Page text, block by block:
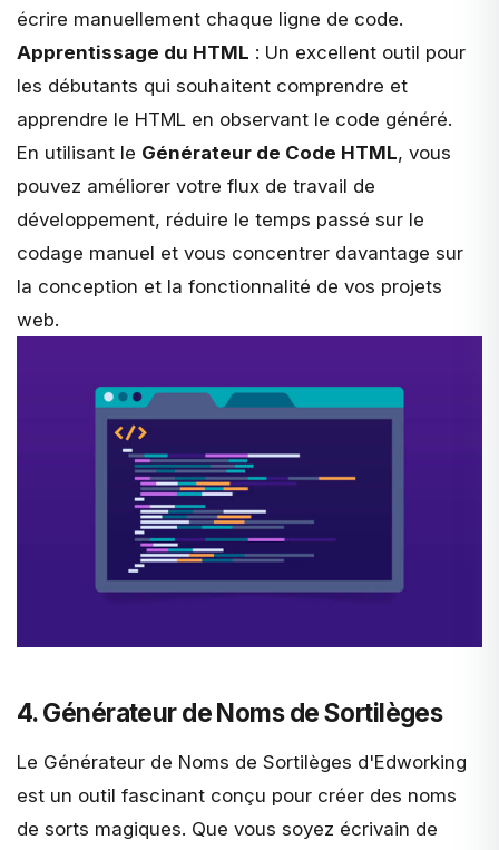
écrire manuellement chaque ligne de code.
Apprentissage du HTML : Un excellent outil pour
les débutants qui souhaitent comprendre et
apprendre le HTML en observant le code généré.
En utilisant le Générateur de Code HTML, vous
pouvez améliorer votre flux de travail de
développement, réduire le temps passé sur le
codage manuel et vous concentrer davantage sur
la conception et la fonctionnalité de vos projets
web.
4. Générateur de Noms de Sortilèges
Le Générateur de Noms de Sortilèges d'Edworking
est un outil fascinant conçu pour créer des noms
de sorts magiques. Que vous soyez écrivain de